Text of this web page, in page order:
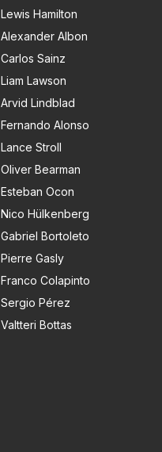
Lewis Hamilton
Alexander Albon
Carlos Sainz
Liam Lawson
Arvid Lindblad
Fernando Alonso
Lance Stroll
Oliver Bearman
Esteban Ocon
Nico Hülkenberg
Gabriel Bortoleto
Pierre Gasly
Franco Colapinto
Sergio Pérez
Valtteri Bottas